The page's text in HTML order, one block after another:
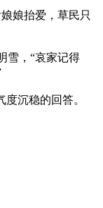
娘抬爱，草民只
，“哀家记得
沉稳的回答。